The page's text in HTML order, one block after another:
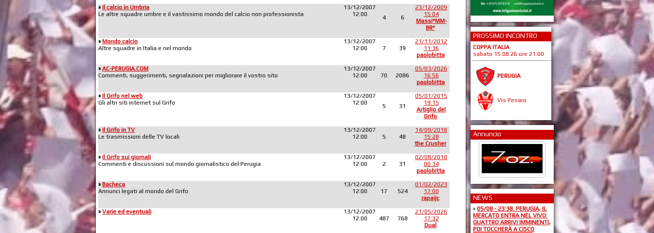
» Il calcio in Umbria
Le altre squadre umbre e il vastissimo mondo del calcio non professionista
13/12/2007
12:00
4 6
23/12/2009
15:04
Massi*MM-
BR*
» Mondo calcio
Altre squadre in Italia e nel mondo
13/12/2007
12:00
7 39
21/11/2012
11:36
paolobitta
» AC-PERUGIA.COM
Commenti, suggerimenti, segnalazioni per migliorare il vostro sito
13/12/2007
12:00
70 2086
05/03/2026
16:56
paolobitta
» Il Grifo nel web
Gli altri siti internet sul Grifo
13/12/2007
12:00
5 31
05/01/2015
19:15
Artiglio del
Grifo
» Il Grifo in TV
Le trasmissioni delle TV locali
13/12/2007
12:00
5 48
14/09/2018
15:28
the Crusher
» Il Grifo sui giornali
Commenti e discussioni sul mondo giornalistico del Perugia
13/12/2007
12:00
2 31
02/08/2010
00:34
paolobitta
» Bacheca
Annunci legati al mondo del Grifo
13/12/2007
12:00
17 524
01/02/2023
17:00
rapaijc
» Varie ed eventuali
13/12/2007
12:00
487 768
21/05/2026
17:32
Dual
PROSSIMO INCONTRO
COPPA ITALIA
sabato 15.08.26 ore 21:00
PERUGIA
Vis Pesaro
Annuncio
NEWS
»05/08 - 23:38. PERUGIA, IL
MERCATO ENTRA NEL VIVO:
QUATTRO ARRIVI IMMINENTI,
POI TOCCHERÀ A CISCO